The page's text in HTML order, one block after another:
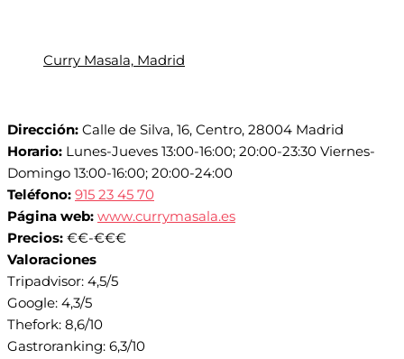
Curry Masala, Madrid
Dirección: Calle de Silva, 16, Centro, 28004 Madrid
Horario: Lunes-Jueves 13:00-16:00; 20:00-23:30 Viernes-
Domingo 13:00-16:00; 20:00-24:00
Teléfono: 915 23 45 70
Página web: www.currymasala.es
Precios: €€-€€€
Valoraciones
Tripadvisor: 4,5/5
Google: 4,3/5
Thefork: 8,6/10
Gastroranking: 6,3/10